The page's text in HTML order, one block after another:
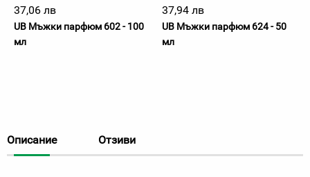
37,06 лв
UB Мъжки парфюм 602 - 100
мл
37,94 лв
UB Мъжки парфюм 624 - 50
мл
Описание Отзиви